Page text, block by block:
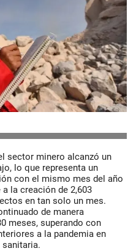
sector minero alcanzó un
lo que representa un
con el mismo mes del año
la creación de 2,603
en tan solo un mes.
de manera
meses, superando con
a la pandemia en